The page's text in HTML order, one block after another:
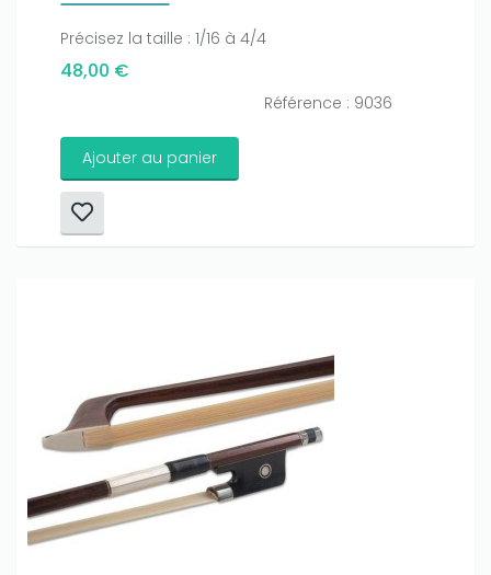
Précisez la taille : 1/16 à 4/4
48,00 €
Référence : 9036
Ajouter au panier